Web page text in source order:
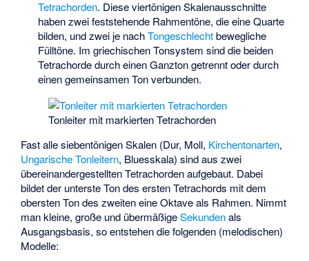
Tetrachorden. Diese viertönigen Skalenausschnitte
haben zwei feststehende Rahmentöne, die eine Quarte
bilden, und zwei je nachTongeschlechtbewegliche
Fülltöne. Im griechischen Tonsystem sind die beiden
Tetrachorde durch einen Ganzton getrennt oder durch
einen gemeinsamen Ton verbunden.
Tonleiter mit markierten Tetrachorden
Fast alle siebentönigen Skalen (Dur, Moll, Kirchentonarten,
Ungarische Tonleitern, Bluesskala) sind aus zwei
übereinandergestellten Tetrachorden aufgebaut. Dabei
bildet der unterste Ton des ersten Tetrachords mit dem
obersten Ton des zweiten eine Oktave als Rahmen. Nimmt
man kleine, große und übermäßigeSekundenals
Ausgangsbasis, so entstehen die folgenden (melodischen)
Modelle: